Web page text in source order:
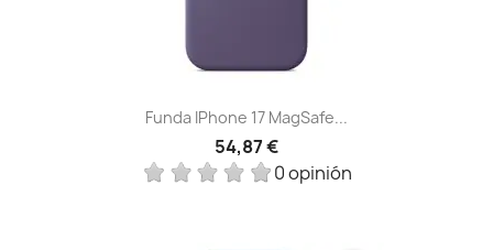
Funda IPhone 17 MagSafe...
54,87 €
0 opinión